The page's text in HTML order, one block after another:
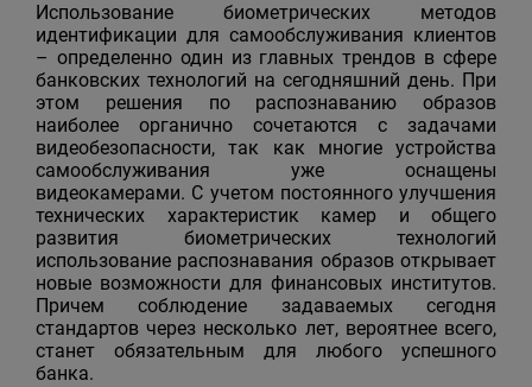
Использование биометрических методов
идентификации для самообслуживания клиентов
– определенно один из главных трендов в сфере
банковских технологий на сегодняшний день. При
этом решения по распознаванию образов
наиболее органично сочетаются с задачами
видеобезопасности, так как многие устройства
самообслуживания уже оснащены
видеокамерами. С учетом постоянного улучшения
технических характеристик камер и общего
развития биометрических технологий
использование распознавания образов открывает
новые возможности для финансовых институтов.
Причем соблюдение задаваемых сегодня
стандартов через несколько лет, вероятнее всего,
станет обязательным для любого успешного
банка.